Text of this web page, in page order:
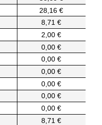
28,16 €
8,71 €
2,00 €
0,00 €
0,00 €
0,00 €
0,00 €
0,00 €
0,00 €
8,71 €